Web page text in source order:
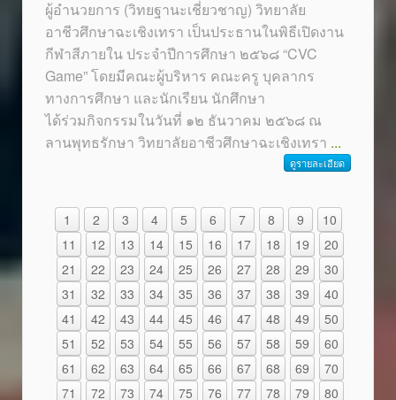
ผู้อำนวยการ (วิทยฐานะเชี่ยวชาญ) วิทยาลัย
อาชีวศึกษาฉะเชิงเทรา เป็นประธานในพิธีเปิดงาน
กีฬาสีภายใน ประจำปีการศึกษา ๒๕๖๘ “CVC
Game” โดยมีคณะผู้บริหาร คณะครู บุคลากร
ทางการศึกษา และนักเรียน นักศึกษา
ได้ร่วมกิจกรรมในวันที่ ๑๒ ธันวาคม ๒๕๖๘ ณ
ลานพุทธรักษา วิทยาลัยอาชีวศึกษาฉะเชิงเทรา ...
ดูรายละเอียด
1 2 3 4 5 6 7 8 9
10
11
12 13 14 15 16 17 18 19
20
21
22 23 24 25 26 27 28 29
30
31
32 33 34 35 36 37 38 39
40
41
42 43 44 45 46 47 48 49
50
51
52 53 54 55 56 57 58 59
60
61
62 63 64 65 66 67 68 69
70
71
72 73 74 75 76 77 78 79
80